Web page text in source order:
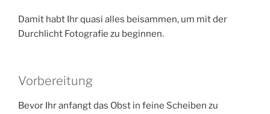
Damit habt Ihr quasi alles beisammen, um mit der
Durchlicht Fotografie zu beginnen.
Vorbereitung
Bevor Ihr anfangt das Obst in feine Scheiben zu